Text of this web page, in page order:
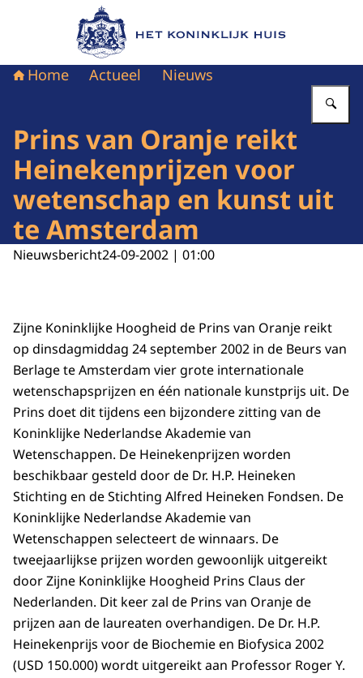
Naar de homepage van Het Koninklijk Huis
Home Actueel Nieuws
Prins van Oranje reikt
Heinekenprijzen voor
wetenschap en kunst uit
te Amsterdam
Nieuwsbericht24-09-2002 | 01:00
Zijne Koninklijke Hoogheid de Prins van Oranje reikt
op dinsdagmiddag 24 september 2002 in de Beurs van
Berlage te Amsterdam vier grote internationale
wetenschapsprijzen en één nationale kunstprijs uit. De
Prins doet dit tijdens een bijzondere zitting van de
Koninklijke Nederlandse Akademie van
Wetenschappen. De Heinekenprijzen worden
beschikbaar gesteld door de Dr. H.P. Heineken
Stichting en de Stichting Alfred Heineken Fondsen. De
Koninklijke Nederlandse Akademie van
Wetenschappen selecteert de winnaars. De
tweejaarlijkse prijzen worden gewoonlijk uitgereikt
door Zijne Koninklijke Hoogheid Prins Claus der
Nederlanden. Dit keer zal de Prins van Oranje de
prijzen aan de laureaten overhandigen. De Dr. H.P.
Heinekenprijs voor de Biochemie en Biofysica 2002
(USD 150.000) wordt uitgereikt aan Professor Roger Y.